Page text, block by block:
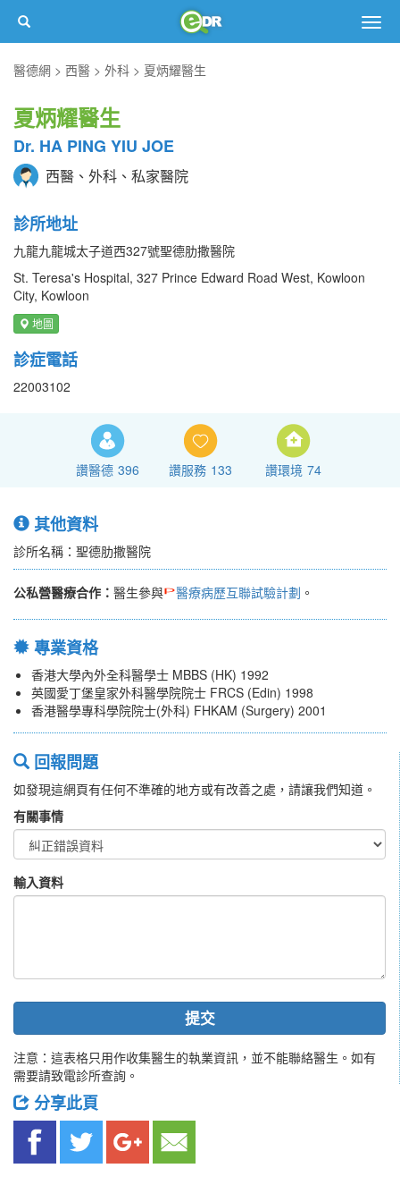
醫德網
西醫 外科 夏炳耀醫生
夏炳耀醫生
Dr. HA PING YIU JOE
西醫、外科、私家醫院
診所地址
九龍九龍城太子道西327號聖德肋撒醫院
St. Teresa's Hospital, 327 Prince Edward Road West, Kowloon
City, Kowloon
地圖
診症電話
22003102
讚醫德 396 讚服務 133 讚環境 74
其他資料
診所名稱：聖德肋撒醫院
公私營醫療合作： 醫生參與 醫療病歷互聯試驗計劃 。
專業資格
香港大學內外全科醫學士 MBBS (HK) 1992
英國愛丁堡皇家外科醫學院院士 FRCS (Edin) 1998
香港醫學專科學院院士(外科) FHKAM (Surgery) 2001
回報問題
如發現這網頁有任何不準確的地方或有改善之處，請讓我們知道。
有關事情
輸入資料
提交
注意：這表格只用作收集醫生的執業資訊，並不能聯絡醫生。如有
需要請致電診所查詢。
分享此頁